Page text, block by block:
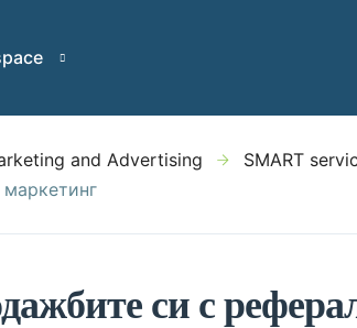
and Advertising
SMART
си с